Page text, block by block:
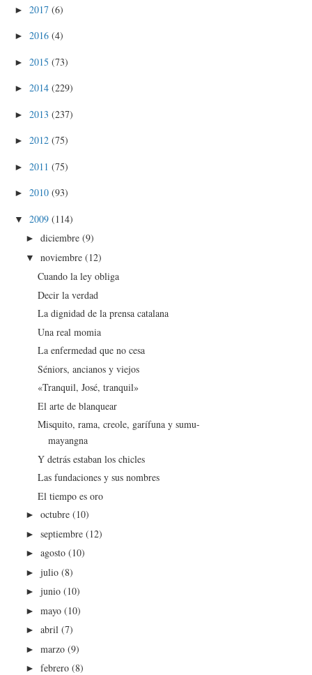
► 2017 (6)
► 2016 (4)
► 2015 (73)
► 2014 (229)
► 2013 (237)
► 2012 (75)
► 2011 (75)
► 2010 (93)
▼ 2009 (114)
►diciembre(9)
▼noviembre(12)
Cuando la ley obliga
Decir la verdad
La dignidad de la prensa catalana
Una real momia
La enfermedad que no cesa
Séniors, ancianos y viejos
«Tranquil, José, tranquil»
El arte de blanquear
Misquito, rama, creole, garífuna y sumu-
mayangna
Y detrás estaban los chicles
Las fundaciones y sus nombres
El tiempo es oro
►octubre(10)
►septiembre(12)
►agosto(10)
►julio(8)
►junio(10)
►mayo(10)
►abril(7)
►marzo(9)
►febrero(8)